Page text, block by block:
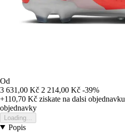
Od
3 631,00 Kč 2 214,00 Kč -39%
+110,70 Kč ziskate na dalsi objednavku
objednavky
Loading...
Popis